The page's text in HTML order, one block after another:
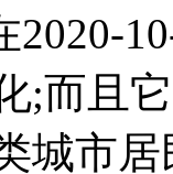
2020-
;而且
城市